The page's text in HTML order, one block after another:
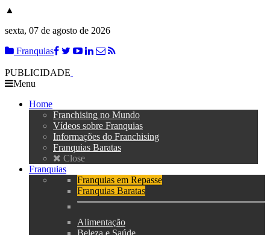
▲
sexta, 07 de agosto de 2026
Franquias
PUBLICIDADE
Menu
Home
Franchising no Mundo
Vídeos sobre Franquias
Informações do Franchising
Franquias Baratas
Close
Franquias
Franquias em Repasse
Franquias Baratas
Alimentação
Beleza e Saúde